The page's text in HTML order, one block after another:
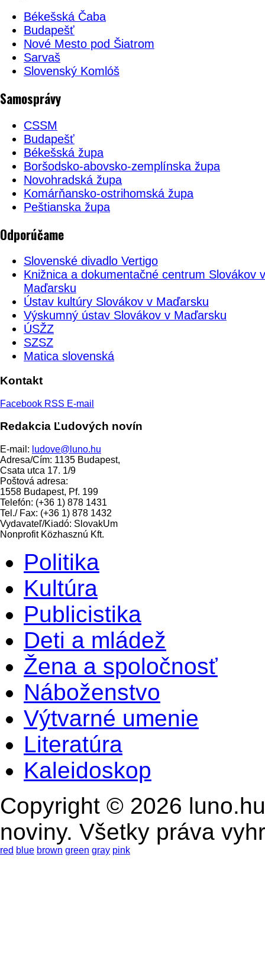
Békešská Čaba
Budapešť
Nové Mesto pod Šiatrom
Sarvaš
Slovenský Komlóš
Samosprávy
CSSM
Budapešť
Békešská župa
Boršodsko-abovsko-zemplínska župa
Novohradská župa
Komárňansko-ostrihomská župa
Peštianska župa
Odporúčame
Slovenské divadlo Vertigo
Knižnica a dokumentačné centrum Slovákov v
Maďarsku
Ústav kultúry Slovákov v Maďarsku
Výskumný ústav Slovákov v Maďarsku
ÚSŽZ
SZSZ
Matica slovenská
Kontakt
Facebook RSS E-mail
Redakcia Ľudových novín
E-mail: ludove@luno.hu
Adresa/Cím: 1135 Budapest,
Csata utca 17. 1/9
Poštová adresa:
1558 Budapest, Pf. 199
Telefón: (+36 1) 878 1431
Tel./ Fax: (+36 1) 878 1432
Vydavateľ/Kiadó: SlovakUm
Nonprofit Közhasznú Kft.
Politika
Kultúra
Publicistika
Deti a mládež
Žena a spoločnosť
Náboženstvo
Výtvarné umenie
Literatúra
Kaleidoskop
Copyright © 2026
noviny. Všetky práva
red blue brown green gray pink